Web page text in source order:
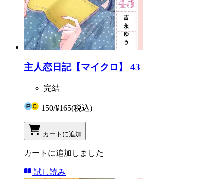
主人恋日記【マイクロ】 43
完結
150/¥165(税込)
カートに追加
カートに追加しました
試し読み